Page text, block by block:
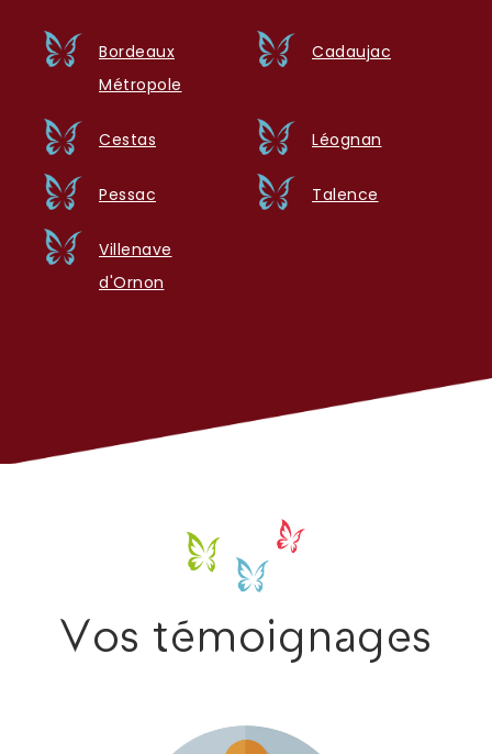
Bordeaux
Métropole
Cadaujac
Cestas Léognan
Pessac Talence
Villenave
d'Ornon
Vos témoignages